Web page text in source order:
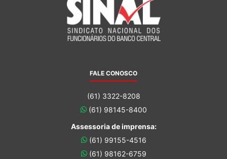
FALE CONOSCO
(61) 3322-8208
(61) 98145-8400
Assessoria de imprensa:
(61) 99155-4516
(61) 98162-6759